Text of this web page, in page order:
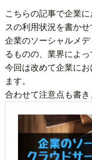
こちらの記事で企業
スの利用状況を書かせ
企業のソーシャルメ
るものの、業界によっ
今回は改めて企業に
ます。
合わせて注意点も書き